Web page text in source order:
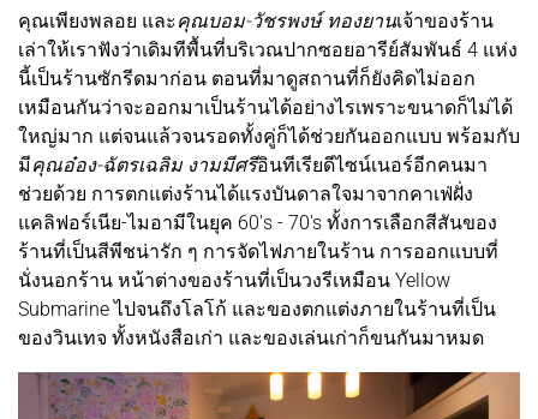
คุณเพียงพลอย และ คุณบอม-วัชรพงษ์ ทองยานเจ้าของร้าน
เล่าให้เราฟังว่าเดิมทีพื้นที่บริเวณปากซอยอารีย์สัมพันธ์ 4 แห่ง
นี้เป็นร้านซักรีดมาก่อน ตอนที่มาดูสถานที่ก็ยังคิดไม่ออก
เหมือนกันว่าจะออกมาเป็นร้านได้อย่างไรเพราะขนาดก็ไม่ได้
ใหญ่มาก แต่จนแล้วจนรอดทั้งคู่ก็ได้ช่วยกันออกแบบ พร้อมกับ
มีคุณอ๋อง-ฉัตรเฉลิม งามมีศรีอินทีเรียดีไซน์เนอร์อีกคนมา
ช่วยด้วย การตกแต่งร้านได้แรงบันดาลใจมาจากคาเฟ่ฝั่ง
แคลิฟอร์เนีย-ไมอามีในยุค 60's - 70's ทั้งการเลือกสีสันของ
ร้านที่เป็นสีพีชน่ารัก ๆ การจัดไฟภายในร้าน การออกแบบที่
นั่งนอกร้าน หน้าต่างของร้านที่เป็นวงรีเหมือน Yellow
Submarine ไปจนถึงโลโก้ และของตกแต่งภายในร้านที่เป็น
ของวินเทจ ทั้งหนังสือเก่า และของเล่นเก่าก็ขนกันมาหมด